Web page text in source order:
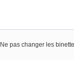
Ne pas changer les